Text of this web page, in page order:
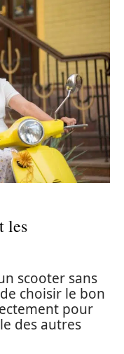
les
scooter sans
choisir le bon
pour
des autres